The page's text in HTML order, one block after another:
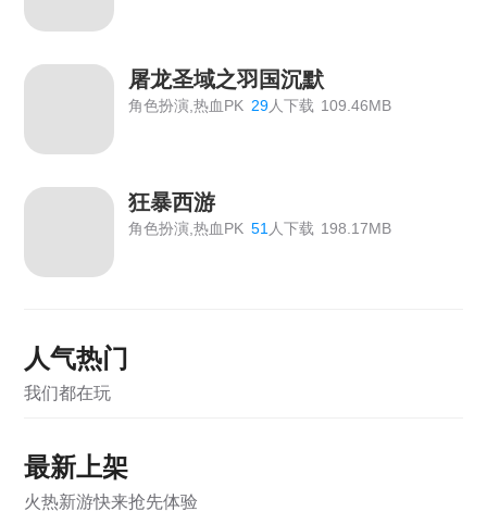
【双倍传奇】线下个性称号返利活动
《龙域世界》线下返利
《九曲封神》开服活动
《霸者天下》5月22日合服公告
《霸者天下》5月12日维护公告
《霸者天下》5月7日维护公告
《霸者天下》5月7日合服公告
屠龙圣域之羽国沉默
角色扮演,热血PK 29人下载 109.46MB
狂暴西游
角色扮演,热血PK 51 人下载 198.17MB
人气热门
我们都在玩
最新上架
火热新游快来抢先体验